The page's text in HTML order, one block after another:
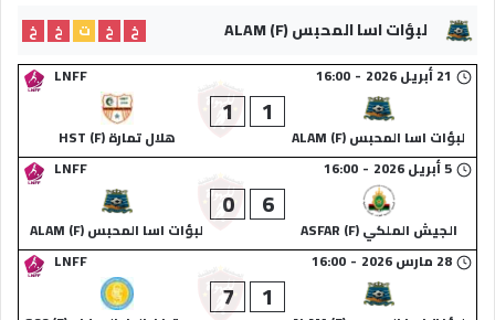
لبؤات اسا المحبس (F) ALAM خ خ ت خ
خ
LNFF
21 أبريل 2026 -
16:00
لبؤات اسا المحبس (F) ALAM
1
1
هلال تمارة (F) HST
LNFF
5 أبريل 2026 -
16:00
الجيش الملكي (F) ASFAR
6
0
لبؤات اسا المحبس (F) ALAM
LNFF
28 مارس 2026 -
16:00
1
7